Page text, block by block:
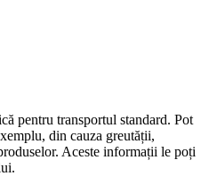
pentru transportul standard. Pot
din cauza greutății,
Aceste informații le poți